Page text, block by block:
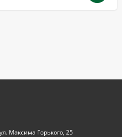
Максима Горького, 25